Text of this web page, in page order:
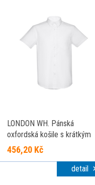
LONDON WH. Pánská
oxfordská košile s krátkým
rukávem. Bílá barva, bílá, L
456,20 Kč
detail